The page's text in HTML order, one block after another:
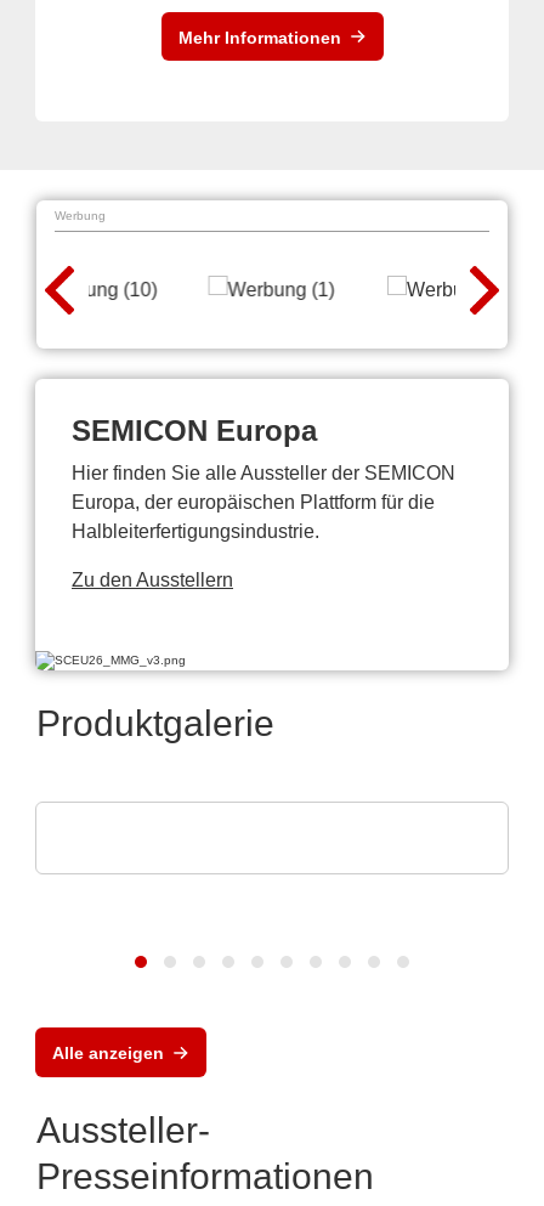
Mehr Informationen
Werbung
SEMICON Europa
Hier finden Sie alle Aussteller der SEMICON
Europa, der europäischen Plattform für die
Halbleiterfertigungsindustrie.
Zu den Ausstellern
Produktgalerie
Alle anzeigen
Aussteller-
Presseinformationen